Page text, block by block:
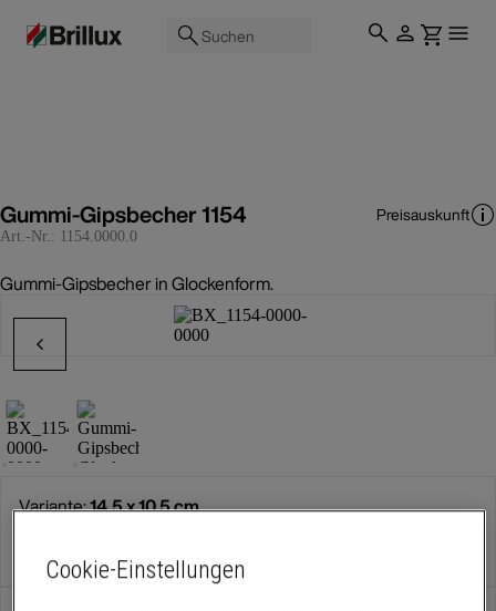
Suchen
Gummi-Gipsbecher 1154
Art.-Nr.: 1154.0000.0
Preisauskunft
Gummi-Gipsbecher in Glockenform.
Variante:14,5 x 10,5 cm
Cookie-Einstellungen